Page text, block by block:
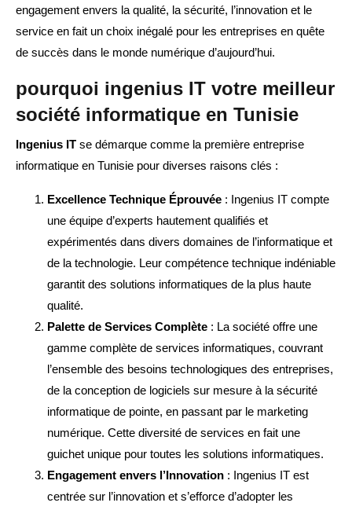
engagement envers la qualité, la sécurité, l’innovation et le
service en fait un choix inégalé pour les entreprises en quête
de succès dans le monde numérique d’aujourd’hui.
pourquoi ingenius IT votre meilleur
société informatique en Tunisie
Ingenius IT se démarque comme la première entreprise
informatique en Tunisie pour diverses raisons clés :
Excellence Technique Éprouvée : Ingenius IT compte
une équipe d’experts hautement qualifiés et
expérimentés dans divers domaines de l’informatique et
de la technologie. Leur compétence technique indéniable
garantit des solutions informatiques de la plus haute
qualité.
Palette de Services Complète : La société offre une
gamme complète de services informatiques, couvrant
l’ensemble des besoins technologiques des entreprises,
de la conception de logiciels sur mesure à la sécurité
informatique de pointe, en passant par le marketing
numérique. Cette diversité de services en fait une
guichet unique pour toutes les solutions informatiques.
Engagement envers l’Innovation : Ingenius IT est
centrée sur l’innovation et s’efforce d’adopter les